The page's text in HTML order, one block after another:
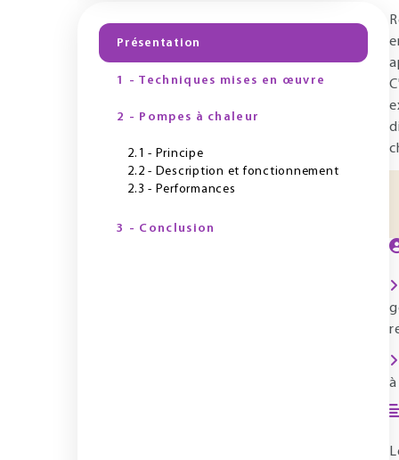
Présentation
1 - Techniques mises en œuvre
2 - Pompes à chaleur
2.1 - Principe
2.2 - Description et fonctionnement
2.3 - Performances
3 - Conclusion